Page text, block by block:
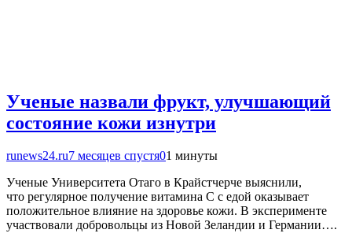
Ученые назвали фрукт, улучшающий
состояние кожи изнутри
runews24.ru7 месяцев спустя01 минуты
Ученые Университета Отаго в Крайстчерче выяснили,
что регулярное получение витамина С с едой оказывает
положительное влияние на здоровье кожи. В эксперименте
участвовали добровольцы из Новой Зеландии и Германии….